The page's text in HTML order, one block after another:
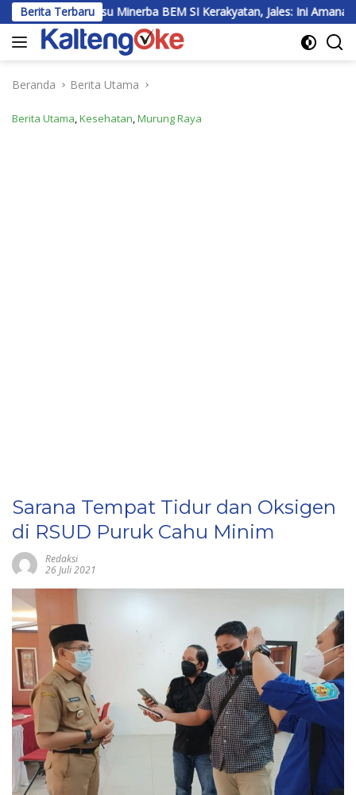
Langsung
ke
konten
Berita Terbaru
Isu Minerba BEM SI Kerakyatan, Jales: Ini Amanah untuk Kawal
Beranda Berita Utama
Berita Utama,Kesehatan,Murung Raya
Sarana Tempat Tidur dan Oksigen
di RSUD Puruk Cahu Minim
Redaksi
26 Juli 2021